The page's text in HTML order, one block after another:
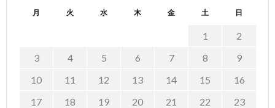
月 火 水 木 金 土 日
1
2
3
4 5 6 7 8
9
10
11 12 13 14 15
16
17
18 19 20 21 22
23